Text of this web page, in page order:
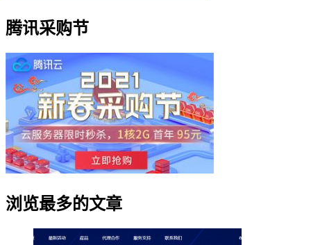
腾讯采购节
浏览最多的文章